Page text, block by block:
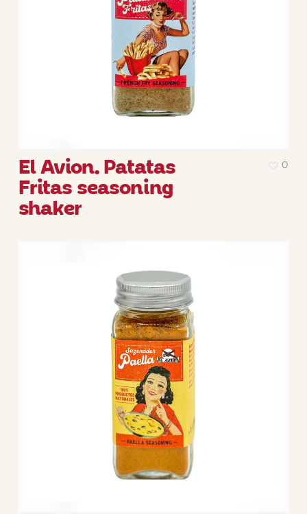
El Avion. Patatas
Fritas seasoning
shaker
0